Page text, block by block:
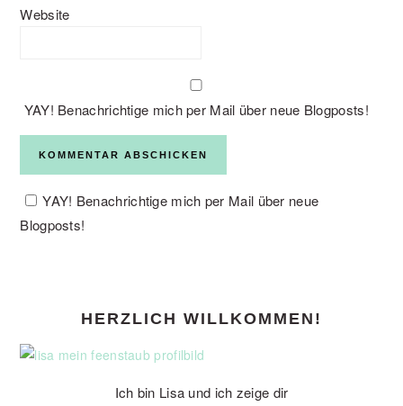
Website
YAY! Benachrichtige mich per Mail über neue Blogposts!
YAY! Benachrichtige mich per Mail über neue
Blogposts!
HERZLICH WILLKOMMEN!
Ich bin Lisa und ich zeige dir